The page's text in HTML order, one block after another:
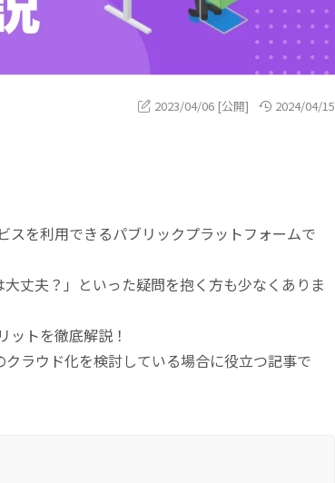
2023/04/06 [公開] 2024/04/15
を利用できるパブリックプラットフォームで
丈夫？」といった疑問を抱く方も少なくありま
トを徹底解説！
ラウド化を検討している場合に役立つ記事で